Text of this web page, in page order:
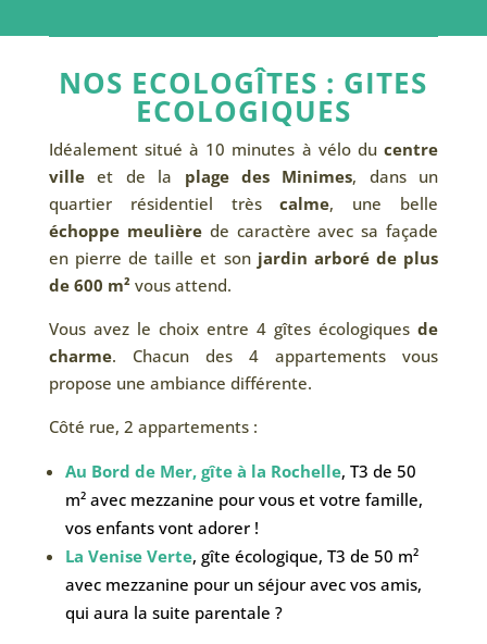
NOS ECOLOGÎTES : GITES
ECOLOGIQUES
Idéalement situé à 10 minutes à vélo ducentre
villeet de la plage des Minimes, dans un
quartier résidentiel trèscalme, une belle
échoppe meulièrede caractère avec sa façade
en pierre de taille et son jardin arboré de plus
de 600 m² vous attend.
Vous avez le choix entre 4 gîtes écologiquesde
charme. Chacun des 4 appartements vous
propose une ambiance différente.
Côté rue, 2 appartements :
Au Bord de Mer, gîte à la Rochelle, T3 de 50
m² avec mezzanine pour vous et votre famille,
vos enfants vont adorer !
La Venise Verte, gîte écologique, T3 de 50 m²
avec mezzanine pour un séjour avec vos amis,
qui aura la suite parentale ?